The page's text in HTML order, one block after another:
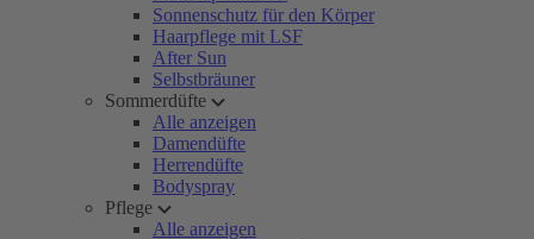
Sonnenschutz für den Körper
Haarpflege mit LSF
After Sun
Selbstbräuner
Sommerdüfte
Alle anzeigen
Damendüfte
Herrendüfte
Bodyspray
Pflege
Alle anzeigen